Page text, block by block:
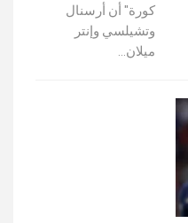
كورة" أن أرسنال
وتشيلسي وإنتر
ميلان…